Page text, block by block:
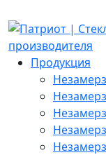
Продукция